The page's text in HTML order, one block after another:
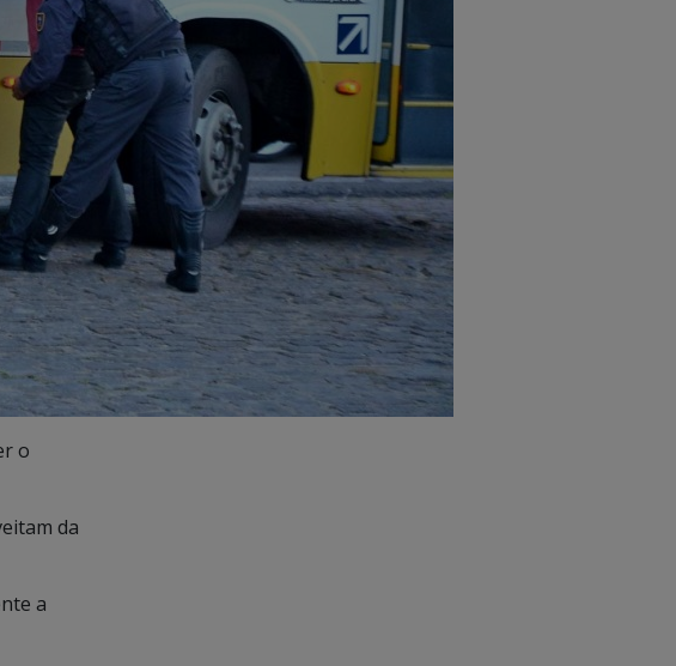
o
da
a